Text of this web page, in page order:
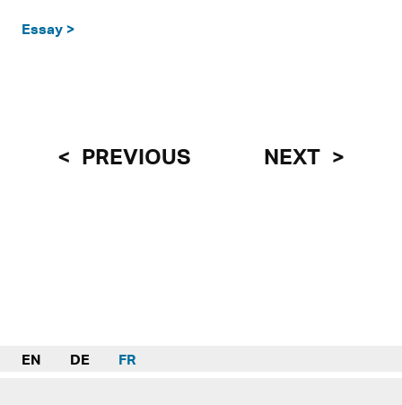
Essay >
PREVIOUS NEXT
EN DE FR